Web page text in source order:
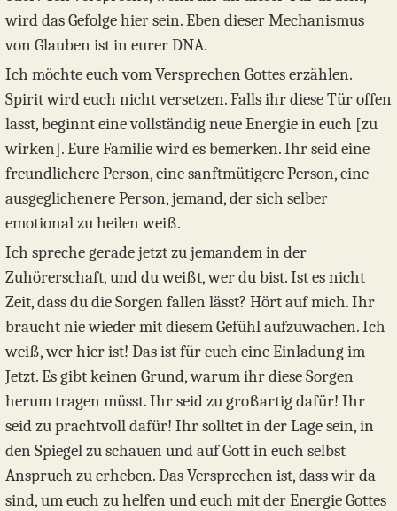
wird das Gefolge hier sein. Eben dieser Mechanismus
von Glauben ist in eurer DNA.
Ich möchte euch vom Versprechen Gottes erzählen.
Spirit wird euch nicht versetzen. Falls ihr diese Tür offen
lasst, beginnt eine vollständig neue Energie in euch [zu
wirken]. Eure Familie wird es bemerken. Ihr seid eine
freundlichere Person, eine sanftmütigere Person, eine
ausgeglichenere Person, jemand, der sich selber
emotional zu heilen weiß.
Ich spreche gerade jetzt zu jemandem in der
Zuhörerschaft, und du weißt, wer du bist. Ist es nicht
Zeit, dass du die Sorgen fallen lässt? Hört auf mich. Ihr
braucht nie wieder mit diesem Gefühl aufzuwachen. Ich
weiß, wer hier ist! Das ist für euch eine Einladung im
Jetzt. Es gibt keinen Grund, warum ihr diese Sorgen
herum tragen müsst. Ihr seid zu großartig dafür! Ihr
seid zu prachtvoll dafür! Ihr solltet in der Lage sein, in
den Spiegel zu schauen und auf Gott in euch selbst
Anspruch zu erheben. Das Versprechen ist, dass wir da
sind, um euch zu helfen und euch mit der Energie Gottes